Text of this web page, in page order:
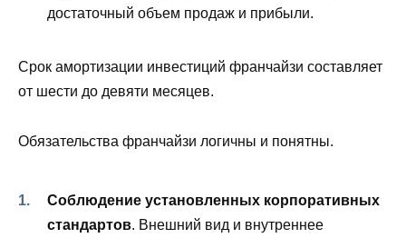
достаточный объем продаж и прибыли.
Срок амортизации инвестиций франчайзи составляет
от шести до девяти месяцев.
Обязательства франчайзи логичны и понятны.
Соблюдение установленных корпоративных
стандартов. Внешний вид и внутреннее